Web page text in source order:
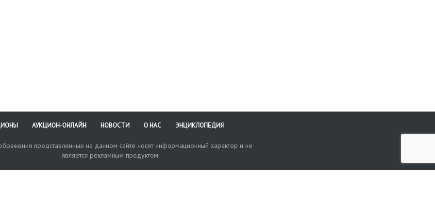
АУКЦИОН-ОНЛАЙН НОВОСТИ О НАС ЭНЦИКЛОПЕДИЯ
представленные на данном сайте носят информационный характер и не
является рекламным продуктом.